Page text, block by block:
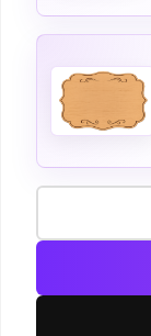
количество
Катедралата
Шартр